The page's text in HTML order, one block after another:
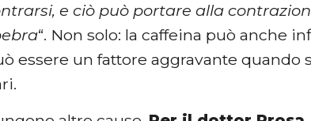
e ciò può portare alla
“. Non solo: la caffeina può anche
essere un fattore aggravante quando